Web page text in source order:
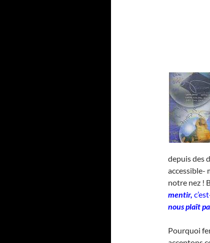
depuis des
accessible-
notre nez !
mentir,
nous plaît
Pourquoi